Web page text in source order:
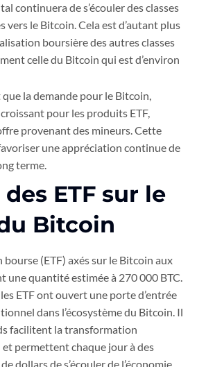
continuera de s’écouler des classes
vers le Bitcoin. Cela est d’autant plus
boursière des autres classes
celle du Bitcoin qui est d’environ
la demande pour le Bitcoin,
pour les produits ETF,
provenant des mineurs. Cette
une appréciation continue de
terme.
ETF sur le
Bitcoin
bourse (ETF) axés sur le Bitcoin aux
une quantité estimée à 270 000 BTC.
ETF ont ouvert une porte d’entrée
dans l’écosystème du Bitcoin. Il
facilitent la transformation
permettent chaque jour à des
dollars de s’écouler de l’économie